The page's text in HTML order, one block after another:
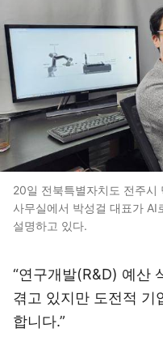
20일 전북특별자치도 전주시
사무실에서 박성걸 대표가 AI
설명하고 있다.
“연구개발(R&D) 예산
겪고 있지만 도전적 기
합니다.”